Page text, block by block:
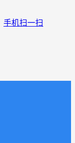
手机扫一扫